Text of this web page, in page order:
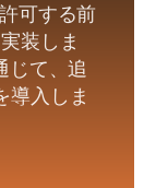
可する前
装しま
じて、追
導入しま